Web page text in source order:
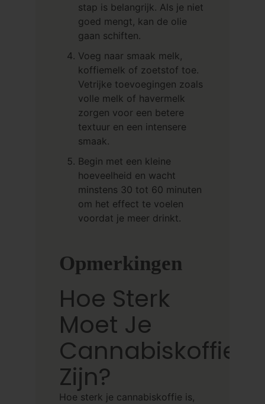
stap is belangrijk. Als je niet
goed mengt, kan de olie
gaan schiften.
Voeg naar smaak melk,
koffiemelk of zoetstof toe.
Vetrijke toevoegingen zoals
volle melk of havermelk
zorgen voor een betere
textuur en een intensere
smaak.
Begin met een kleine
hoeveelheid en wacht
minstens 30 tot 60 minuten
om het effect te voelen
voordat je meer drinkt.
Opmerkingen
Hoe Sterk
Moet Je
Cannabiskoffie
Zijn?
Hoe sterk je cannabiskoffie is,